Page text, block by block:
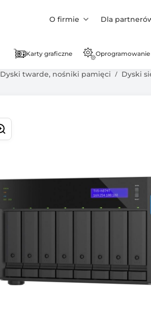
O firmie Dla
Karty graficzne Oprogramowanie
Dyski twarde, nośniki pamięci Dyski